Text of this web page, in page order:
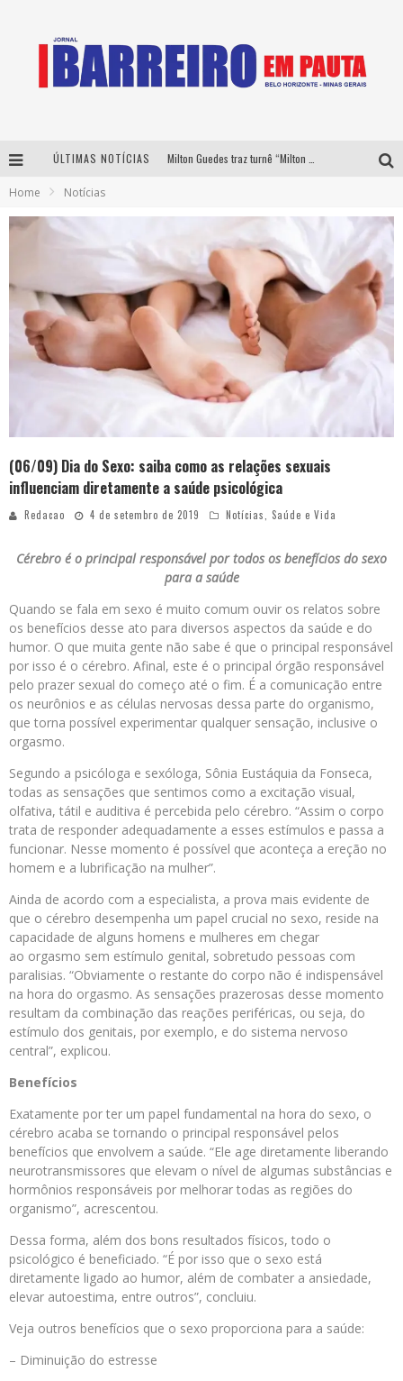
ÚLTIMAS NOTÍCIAS
Home Notícias
(06/09) Dia do Sexo: saiba como as relações sexuais
influenciam diretamente a saúde psicológica
Redacao 4 de setembro de 2019 Notícias Saúde e Vida
Cérebro é o principal responsável por todos os benefícios do sexo
para a saúde
Quando se fala em sexo é muito comum ouvir os relatos sobre
os benefícios desse ato para diversos aspectos da saúde e do
humor. O que muita gente não sabe é que o principal responsável
por isso é o cérebro. Afinal, este é o principal órgão responsável
pelo prazer sexual do começo até o fim. É a comunicação entre
os neurônios e as células nervosas dessa parte do organismo,
que torna possível experimentar qualquer sensação, inclusive o
orgasmo.
Segundo a psicóloga e sexóloga, Sônia Eustáquia da Fonseca,
todas as sensações que sentimos como a excitação visual,
olfativa, tátil e auditiva é percebida pelo cérebro. “Assim o corpo
trata de responder adequadamente a esses estímulos e passa a
funcionar. Nesse momento é possível que aconteça a ereção no
homem e a lubrificação na mulher”.
Ainda de acordo com a especialista, a prova mais evidente de
que o cérebro desempenha um papel crucial no sexo, reside na
capacidade de alguns homens e mulheres em chegar
ao orgasmo sem estímulo genital, sobretudo pessoas com
paralisias. “Obviamente o restante do corpo não é indispensável
na hora do orgasmo. As sensações prazerosas desse momento
resultam da combinação das reações periféricas, ou seja, do
estímulo dos genitais, por exemplo, e do sistema nervoso
central”, explicou.
Benefícios
Exatamente por ter um papel fundamental na hora do sexo, o
cérebro acaba se tornando o principal responsável pelos
benefícios que envolvem a saúde. “Ele age diretamente liberando
neurotransmissores que elevam o nível de algumas substâncias e
hormônios responsáveis por melhorar todas as regiões do
organismo”, acrescentou.
Dessa forma, além dos bons resultados físicos, todo o
psicológico é beneficiado. “É por isso que o sexo está
diretamente ligado ao humor, além de combater a ansiedade,
elevar autoestima, entre outros”, concluiu.
Veja outros benefícios que o sexo proporciona para a saúde:
– Diminuição do estresse